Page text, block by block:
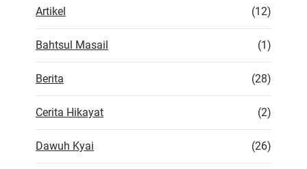
Artikel (12)
Bahtsul Masail (1)
Berita (28)
Cerita Hikayat (2)
Dawuh Kyai (26)